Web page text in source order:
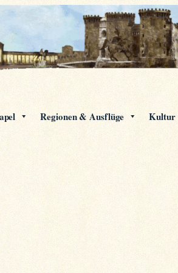
Regionen & Ausflüge Kultur